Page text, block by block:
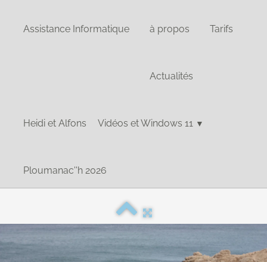
Assistance Informatique à propos Tarifs
Actualités
Heidi et Alfons Vidéos et Windows 11 ▼
Ploumanac''h 2026